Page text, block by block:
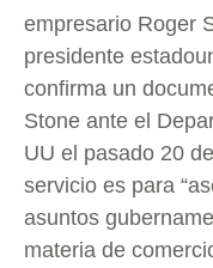
empresario Roger
presidente
confirma un
Stone ante el
UU el pasado 20
servicio es para
asuntos
materia de